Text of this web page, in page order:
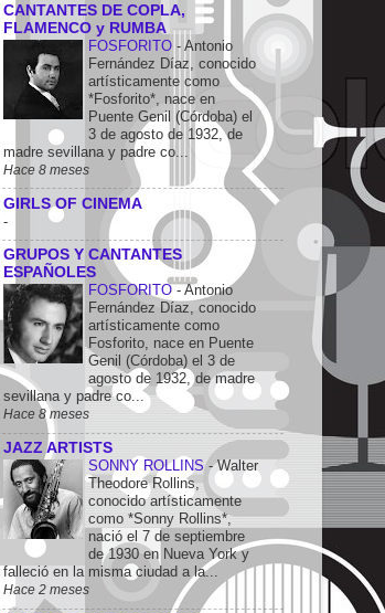
CANTANTES DE COPLA,
FLAMENCO y RUMBA
FOSFORITO - Antonio
Fernández Díaz, conocido
artísticamente como
*Fosforito*, nace en
Puente Genil (Córdoba) el
3 de agosto de 1932, de
madre sevillana y padre co...
Hace 8 meses
GIRLS OF CINEMA
-
GRUPOS Y CANTANTES
ESPAÑOLES
FOSFORITO-Antonio
Fernández Díaz, conocido
artísticamente como
Fosforito, nace en Puente
Genil (Córdoba) el 3 de
agosto de 1932, de madre
sevillana y padre co...
Hace 8 meses
JAZZ ARTISTS
SONNY ROLLINS-Walter
Theodore Rollins,
conocido artísticamente
como *Sonny Rollins*,
nació el 7 de septiembre
de 1930 en Nueva York y
falleció en la misma ciudad a la...
Hace 2 meses